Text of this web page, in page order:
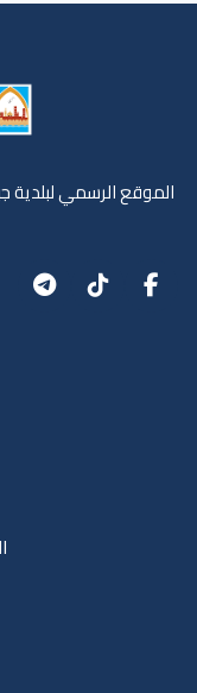
الموقع الرسمي لبلدية